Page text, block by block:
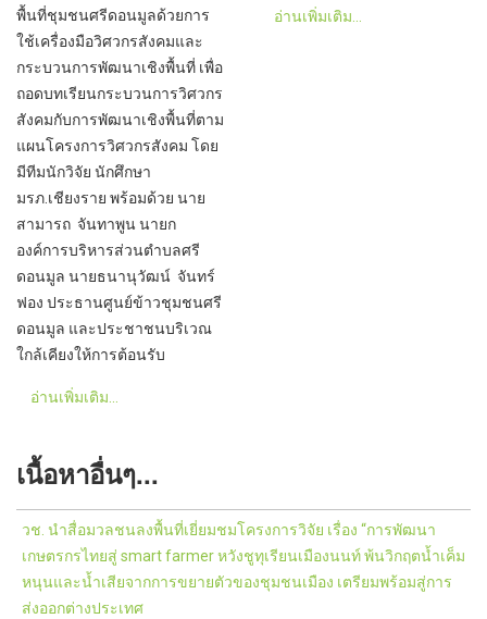
พื้นที่ชุมชนศรีดอนมูลด้วยการ
ใช้เครื่องมือวิศวกรสังคมและ
กระบวนการพัฒนาเชิงพื้นที่ เพื่อ
ถอดบทเรียนกระบวนการวิศวกร
สังคมกับการพัฒนาเชิงพื้นที่ตาม
แผนโครงการวิศวกรสังคม โดย
มีทีมนักวิจัย นักศึกษา
มรภ.เชียงราย พร้อมด้วย นาย
สามารถ จันทาพูน นายก
องค์การบริหารส่วนตำบลศรี
ดอนมูล นายธนานุวัฒน์ จันทร์
ฟอง ประธานศูนย์ข้าวชุมชนศรี
ดอนมูล และประชาชนบริเวณ
ใกล้เคียงให้การต้อนรับ
อ่านเพิ่มเติม...
อ่านเพิ่มเติม...
เนื้อหาอื่นๆ...
วช. นำสื่อมวลชนลงพื้นที่เยี่ยมชมโครงการวิจัย เรื่อง “การพัฒนา
เกษตรกรไทยสู่ smart farmer หวังชูทุเรียนเมืองนนท์ พ้นวิกฤตน้ำเค็ม
หนุนและน้ำเสียจากการขยายตัวของชุมชนเมือง เตรียมพร้อมสู่การ
ส่งออกต่างประเทศ